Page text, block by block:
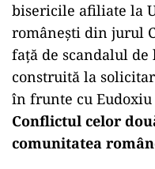
bisericile afiliate la
românești din jurul
față de scandalul
construită la
în frunte cu
Conflictul celor
comunitatea